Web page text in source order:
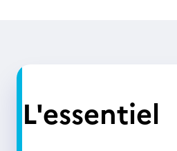
L'essentiel